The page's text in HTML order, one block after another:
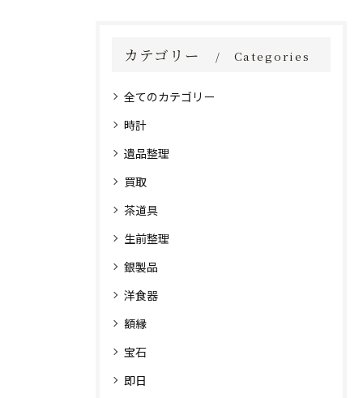
カテゴリー Categories
全てのカテゴリー
時計
遺品整理
買取
茶道具
生前整理
銀製品
洋食器
額縁
宝石
即日